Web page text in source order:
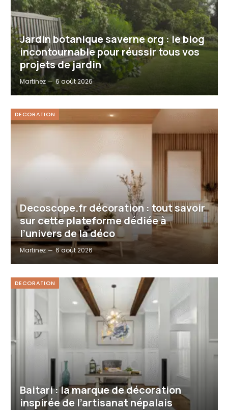
Jardin botanique saverne org : le blog
incontournable pour réussir tous vos
projets de jardin
Martinez 6 août 2026
DECORATION
Decoscope.fr décoration : tout savoir
sur cette plateforme dédiée à
l’univers de la déco
Martinez 6 août 2026
DECORATION
Baitari : la marque de décoration
inspirée de l’artisanat népalais